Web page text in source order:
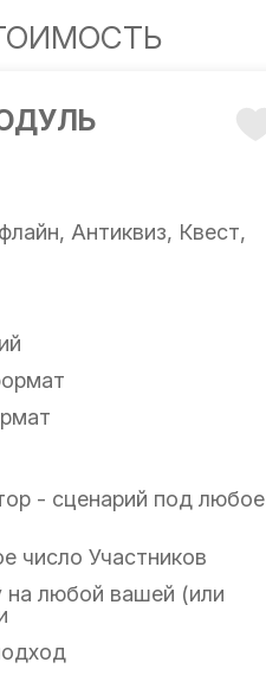
Антиквиз, Квест,
- сценарий под любое
число Участников
на любой вашей (или